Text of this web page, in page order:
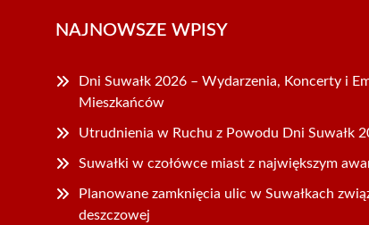
NAJNOWSZE WPISY
Dni Suwałk 2026 – Wydarzenia, Koncerty i
Mieszkańców
Utrudnienia w Ruchu z Powodu Dni Suwałk
Suwałki w czołówce miast z największym
Planowane zamknięcia ulic w Suwałkach
deszczowej